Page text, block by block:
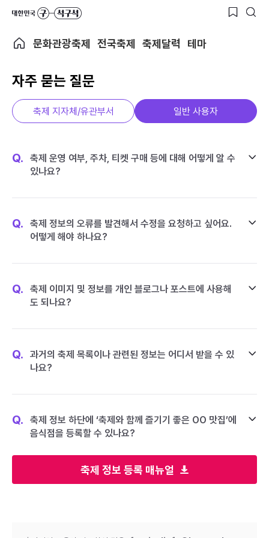
문화관광축제 전국축제 축제달력 테마
자주 묻는 질문
축제 정보 등록 매뉴얼
축제 지자체/유관부서 일반 사용자
Q.
축제 운영 여부, 주차, 티켓 구매 등에 대해 어떻게 알 수
있나요?
Q.
축제 정보의 오류를 발견해서 수정을 요청하고 싶어요.
어떻게 해야 하나요?
Q.
축제 이미지 및 정보를 개인 블로그나 포스트에 사용해
도 되나요?
Q.
과거의 축제 목록이나 관련된 정보는 어디서 받을 수 있
나요?
Q.
축제 정보 하단에 ‘축제와 함께 즐기기 좋은 OO 맛집’에
음식점을 등록할 수 있나요?